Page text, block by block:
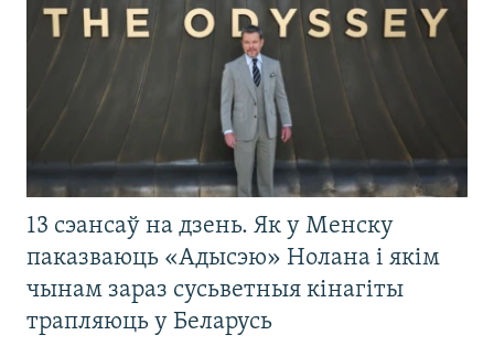
13 сэансаў на дзень. Як у Менску
паказваюць «Адысэю» Нолана і якім
чынам зараз сусьветныя кінагіты
трапляюць у Беларусь